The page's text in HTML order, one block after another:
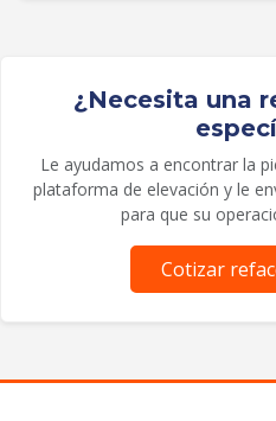
¿Necesita una
Le ayudamos a encontrar la
plataforma de elevación y le
para que su
Cotizar